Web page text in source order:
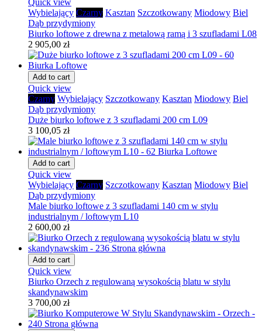
Quick view
Wybielający Czarny Kasztan Szczotkowany Miodowy Biel
Dąb przydymiony
Biurko loftowe z drewna z metalową ramą i 3 szufladami L08
2 905,00 zł
Add to cart
Quick view
Czarny Wybielający Szczotkowany Kasztan Miodowy Biel
Dąb przydymiony
Duże biurko loftowe z 3 szufladami 200 cm L09
3 100,05 zł
Add to cart
Quick view
Wybielający Czarny Szczotkowany Kasztan Miodowy Biel
Dąb przydymiony
Male biurko loftowe z 3 szufladami 140 cm w stylu
industrialnym / loftowym L10
2 600,00 zł
Add to cart
Quick view
Biurko Orzech z regulowaną wysokością blatu w stylu
skandynawskim
3 700,00 zł